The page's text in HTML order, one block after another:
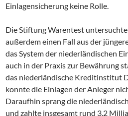
Einlagensicherung keine Rolle.
Die Stiftung Warentest
außerdem einen Fall aus der
das System der niederländischen
auch in der Praxis zur Bewährung
das niederländische Kreditinstitut
konnte die Einlagen der Anleger
Daraufhin sprang die
und zahlte insgesamt rund 3,2